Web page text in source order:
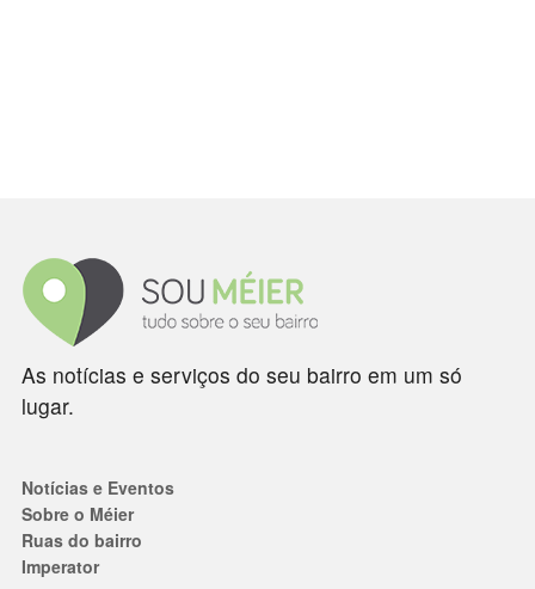
As notícias e serviços do seu bairro em um só
lugar.
Notícias e Eventos
Sobre o Méier
Ruas do bairro
Imperator